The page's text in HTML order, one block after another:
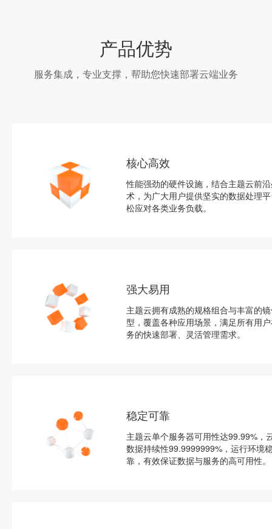
产品优势
服务集成，专业支撑，帮助您快速部署云端业务
核心高效
性能强劲的硬件设施，结合主题云前
术，为广大用户提供坚实的数据处理
松应对各类业务负载。
强大易用
主题云拥有成熟的规格组合与丰富的
型，覆盖各种应用场景，满足所有用
务的快速部署、灵活管理需求。
稳定可靠
主题云单个服务器可用性达99.99%，
数据持续性99.9999999%，运行环境
靠，有效保证数据与服务的高可用性。